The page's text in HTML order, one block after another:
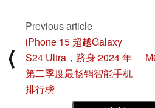
⟨
Previous article
iPhone 15 超越Galaxy
S24 Ultra，跻身 2024 年
第二季度最畅销智能手机
排行榜